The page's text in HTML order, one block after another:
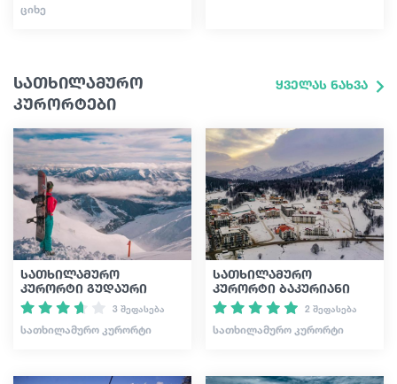
ᲪᲘᲮᲔ
სათხილამურო
კურორტები
ყველას ნახვა
სათხილამურო
კურორტი გუდაური
3 შეფასება
ᲡᲐᲗᲮᲘᲚᲐᲛᲣᲠᲝ ᲙᲣᲠᲝᲠᲢᲘ
სათხილამურო
კურორტი ბაკურიანი
2 შეფასება
ᲡᲐᲗᲮᲘᲚᲐᲛᲣᲠᲝ ᲙᲣᲠᲝᲠᲢᲘ